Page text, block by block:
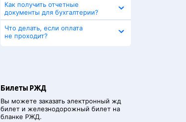
Как получить отчетные
документы для бухгалтерии?
Что делать, если оплата
не проходит?
Билеты РЖД
Вы можете заказать электронный жд
билет и железнодорожный билет на
бланке РЖД.